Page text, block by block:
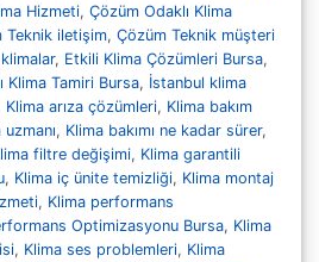
Hizmeti,Çözüm Odaklı Klima
Teknik iletişim,Çözüm Teknik müşteri
, Etkili Klima Çözümleri Bursa,
Klima Tamiri Bursa, İstanbul klima
Klima arıza çözümleri, Klima bakım
uzmanı, Klima bakımı ne kadar sürer,
filtre değişimi, Klima garantili
, Klima iç ünite temizliği, Klima montaj
, Klima performans
Optimizasyonu Bursa, Klima
, Klima ses problemleri, Klima